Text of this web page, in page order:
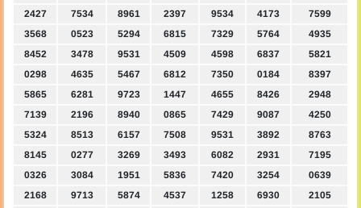
2427
7534 8961 2397 9534 4173
7599
3568
0523 5294 6815 7329 5764
4935
8452
3478 9531 4509 4598 6837
5821
0298
4635 5467 6812 7350 0184
8397
5865
6281 9723 1447 4655 8426
2948
7139
2196 8940 0865 7429 9087
4250
5324
8513 6157 7508 9531 3892
8763
8145
0277 3269 3493 6082 2931
7195
0326
3084 1951 5836 7420 3254
0639
2168
9713 5874 4537 1258 6930
2105